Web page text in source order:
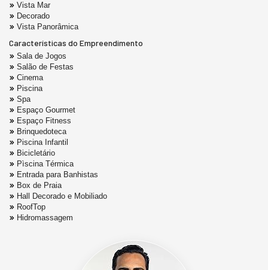
Vista Mar
Decorado
Vista Panorâmica
Características do Empreendimento
Sala de Jogos
Salão de Festas
Cinema
Piscina
Spa
Espaço Gourmet
Espaço Fitness
Brinquedoteca
Piscina Infantil
Bicicletário
Pìscina Térmica
Entrada para Banhistas
Box de Praia
Hall Decorado e Mobiliado
RoofTop
Hidromassagem